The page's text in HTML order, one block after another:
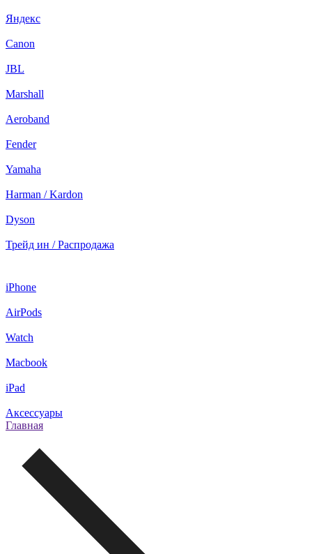
Яндекс
Canon
JBL
Marshall
Aeroband
Fender
Yamaha
Harman / Kardon
Dyson
Трейд ин / Распродажа
iPhone
AirPods
Watch
Macbook
iPad
Аксессуары
Главная